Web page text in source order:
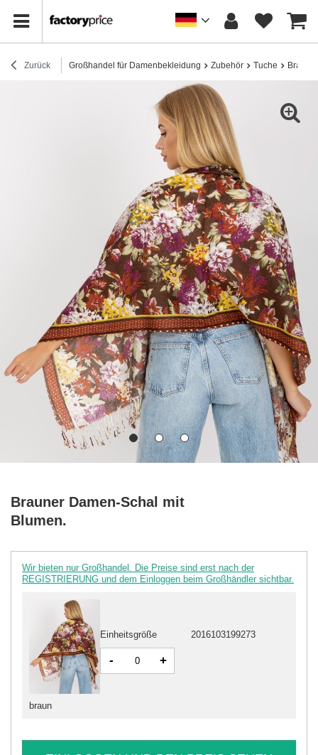
Zurück Großhandel für Damenbekleidung Zubehör Tuche
Brauner Damen-Schal mit
Blumen.
Wir bieten nur Großhandel. Die Preise sind erst nach der
REGISTRIERUNG und dem Einloggen beim Großhändler sichtbar.
braun
Einheitsgröße 2016103199273
- +